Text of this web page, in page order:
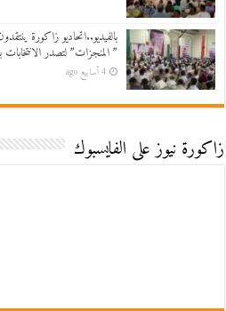
بالفيديو..اتحاديو زاكورة
” المنجزات” لتصدر الانتخابات
4 أسابيع ago
زاكورة نيوز على الفايسبوك